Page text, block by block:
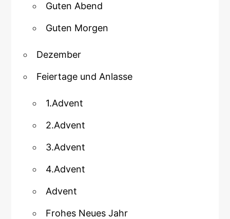
Guten Abend
Guten Morgen
Dezember
Feiertage und Anlasse
1.Advent
2.Advent
3.Advent
4.Advent
Advent
Frohes Neues Jahr